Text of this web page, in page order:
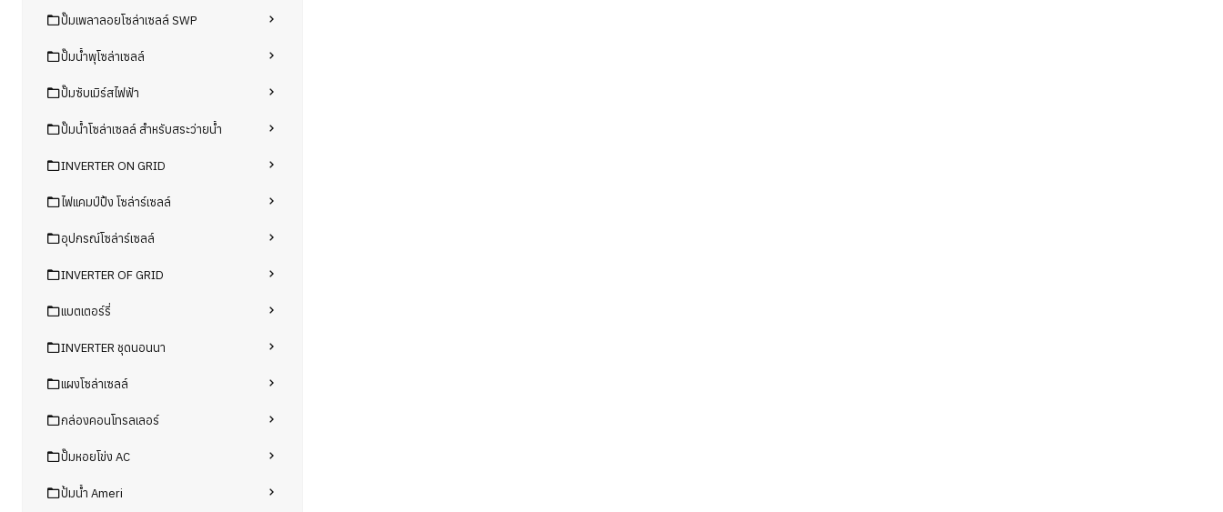
ปั๊มเพลาลอยโซล่าเซลล์ SWP
ปั๊มน้ำพุโซล่าเซลล์
ปั๊มซับเมิร์สไฟฟ้า
ปั๊มน้ำโซล่าเซลล์ สำหรับสระว่ายน้ำ
INVERTER ON GRID
ไฟแคมป์ปิ้ง โซล่าร์เซลล์
อุปกรณ์โซล่าร์เซลล์
INVERTER OF GRID
แบตเตอร์รี่
INVERTER ชุดนอนนา
แผงโซล่าเซลล์
กล่องคอนโทรลเลอร์
ปั๊มหอยโข่ง AC
ปั้มน้ำ Ameri